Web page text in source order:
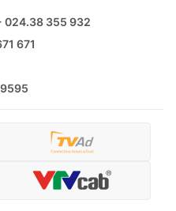
024.38 355 932
671